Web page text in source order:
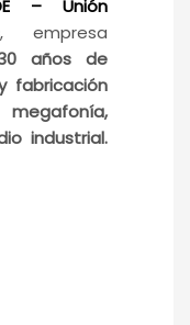
– Unión
, empresa
años de
fabricación
industrial.